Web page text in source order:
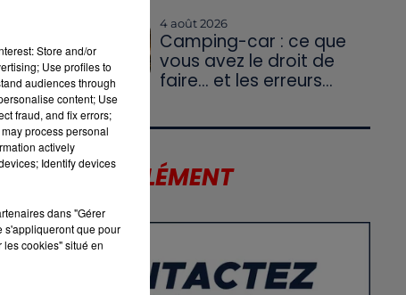
4 août 2026
Camping-car : ce que
vous avez le droit de
faire... et les erreurs...
LE SUPPLÉMENT
Store and/or
Use profiles to
audiences through
content; Use
fraud, and fix errors;
process personal
actively
Identify devices
dans "Gérer
s'appliqueront que pour
les cookies" situé en